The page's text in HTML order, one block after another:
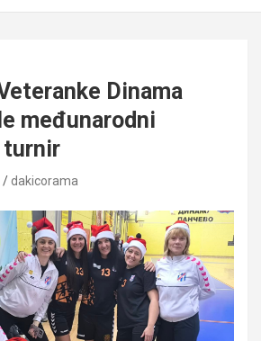
Dinama
međunarodni
turnir
dakicorama